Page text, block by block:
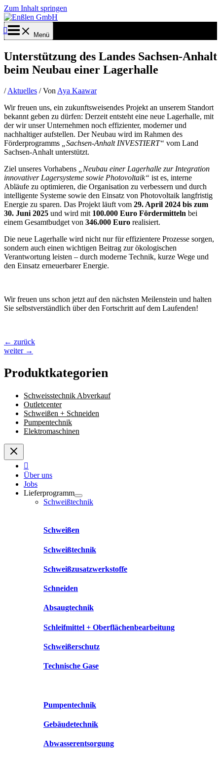
Zum Inhalt springen
Menü
Unterstützung des Landes Sachsen-Anhalt
beim Neubau einer Lagerhalle
/Aktuelles / Von Aya Kaawar
Wir freuen uns, ein zukunftsweisendes Projekt an unserem Standort
bekannt geben zu dürfen: Derzeit entsteht eine neue Lagerhalle, mit
der wir unser Unternehmen noch effizienter, moderner und
nachhaltiger aufstellen. Der Neubau wird im Rahmen des
Förderprogramms
„Sachsen-Anhalt INVESTIERT“ vom Land
Sachsen-Anhalt unterstützt.
Ziel unseres Vorhabens
„Neubau einer Lagerhalle zur Integration
innovativer Lagersysteme sowie Photovoltaik“ ist es, interne
Abläufe zu optimieren, die Organisation zu verbessern und durch
intelligente Systeme sowie den Einsatz von Photovoltaik langfristig
Energie zu sparen. Das Projekt läuft vom 29. April 2024 bis zum
30. Juni 2025 und wird mit 100.000 Euro Fördermitteln bei
einem Gesamtbudget von 346.000 Euro realisiert.
Die neue Lagerhalle wird nicht nur für effizientere Prozesse sorgen,
sondern auch einen wichtigen Beitrag zur ökologischen
Verantwortung leisten – durch moderne Technik, kurze Wege und
den Einsatz erneuerbarer Energie.
Wir freuen uns schon jetzt auf den nächsten Meilenstein und halten
Sie selbstverständlich über den Fortschritt auf dem Laufenden!
← zurück
weiter →
Produktkategorien
Schweisstechnik Abverkauf
Outletcenter
Schweißen + Schneiden
Pumpentechnik
Elektromaschinen
Über uns
Jobs
Lieferprogramm
Schweißtechnik
Schweißen
Schweißtechnik
Schweißzusatzwerkstoffe
Schneiden
Absaugtechnik
Schleifmittel + Oberflächenbearbeitung
Schweißerschutz
Technische Gase
Pumpentechnik
Gebäudetechnik
Abwasserentsorgung